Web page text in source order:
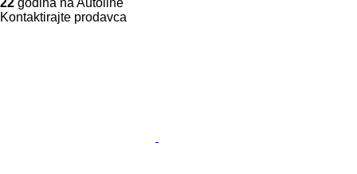
22 godina na Autoline
Kontaktirajte prodavca